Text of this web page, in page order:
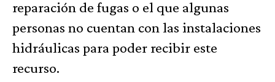
reparación de fugas o el que algunas
personas no cuentan con las instalaciones
hidráulicas para poder recibir este
recurso.